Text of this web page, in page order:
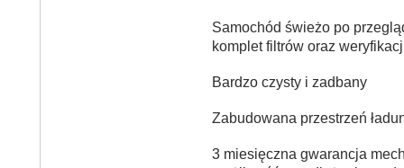
Samochód świeżo po
komplet filtrów oraz
Bardzo czysty i zadbany
Zabudowana przestrzeń
3 miesięczna gwarancja